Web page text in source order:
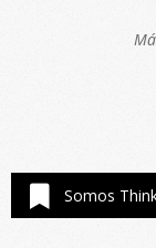
Somos